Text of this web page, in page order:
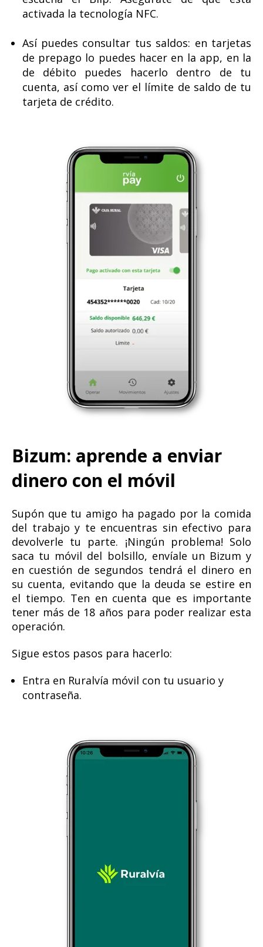
activada la tecnología NFC.
Así puedes consultar tus saldos: en tarjetas
de prepago lo puedes hacer en la app, en la
de débito puedes hacerlo dentro de tu
cuenta, así como ver el límite de saldo de tu
tarjeta de crédito.
Bizum: aprende a enviar
dinero con el móvil
Supón que tu amigo ha pagado por la comida
del trabajo y te encuentras sin efectivo para
devolverle tu parte. ¡Ningún problema! Solo
saca tu móvil del bolsillo, envíale un Bizum y
en cuestión de segundos tendrá el dinero en
su cuenta, evitando que la deuda se estire en
el tiempo. Ten en cuenta que es importante
tener más de 18 años para poder realizar esta
operación.
Sigue estos pasos para hacerlo:
Entra en Ruralvía móvil con tu usuario y
contraseña.